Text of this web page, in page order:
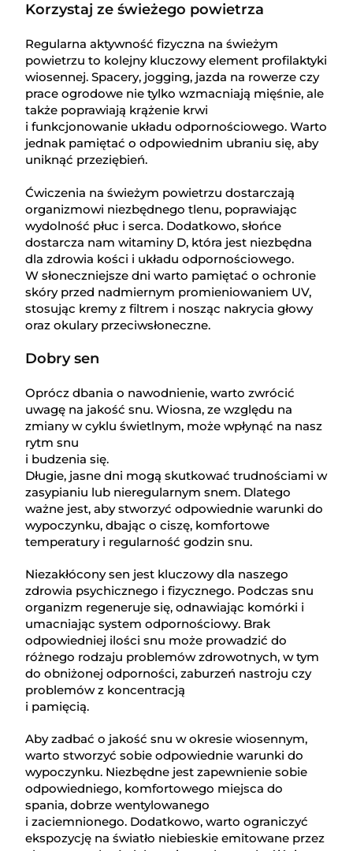
Korzystaj ze świeżego powietrza
Regularna aktywność fizyczna na świeżym
powietrzu to kolejny kluczowy element profilaktyki
wiosennej. Spacery, jogging, jazda na rowerze czy
prace ogrodowe nie tylko wzmacniają mięśnie, ale
także poprawiają krążenie krwi
i funkcjonowanie układu odpornościowego. Warto
jednak pamiętać o odpowiednim ubraniu się, aby
uniknąć przeziębień.
Ćwiczenia na świeżym powietrzu dostarczają
organizmowi niezbędnego tlenu, poprawiając
wydolność płuc i serca. Dodatkowo, słońce
dostarcza nam witaminy D, która jest niezbędna
dla zdrowia kości i układu odpornościowego.
W słoneczniejsze dni warto pamiętać o ochronie
skóry przed nadmiernym promieniowaniem UV,
stosując kremy z filtrem i nosząc nakrycia głowy
oraz okulary przeciwsłoneczne.
Dobry sen
Oprócz dbania o nawodnienie, warto zwrócić
uwagę na jakość snu. Wiosna, ze względu na
zmiany w cyklu świetlnym, może wpłynąć na nasz
rytm snu
i budzenia się.
Długie, jasne dni mogą skutkować trudnościami w
zasypianiu lub nieregularnym snem. Dlatego
ważne jest, aby stworzyć odpowiednie warunki do
wypoczynku, dbając o ciszę, komfortowe
temperatury i regularność godzin snu.
Niezakłócony sen jest kluczowy dla naszego
zdrowia psychicznego i fizycznego. Podczas snu
organizm regeneruje się, odnawiając komórki i
umacniając system odpornościowy. Brak
odpowiedniej ilości snu może prowadzić do
różnego rodzaju problemów zdrowotnych, w tym
do obniżonej odporności, zaburzeń nastroju czy
problemów z koncentracją
i pamięcią.
Aby zadbać o jakość snu w okresie wiosennym,
warto stworzyć sobie odpowiednie warunki do
wypoczynku. Niezbędne jest zapewnienie sobie
odpowiedniego, komfortowego miejsca do
spania, dobrze wentylowanego
i zaciemnionego. Dodatkowo, warto ograniczyć
ekspozycję na światło niebieskie emitowane przez